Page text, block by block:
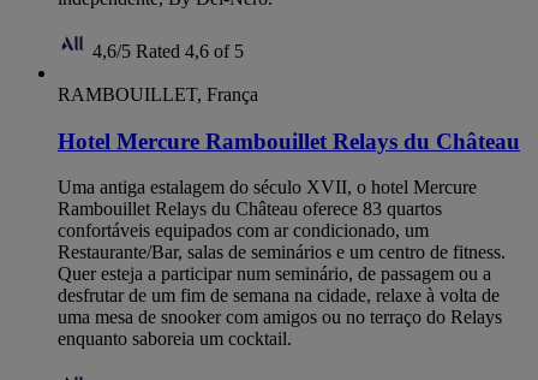
4,6/5 Rated 4,6 of 5
RAMBOUILLET, França
Hotel Mercure Rambouillet Relays du Château
Uma antiga estalagem do século XVII, o hotel Mercure
Rambouillet Relays du Château oferece 83 quartos
confortáveis equipados com ar condicionado, um
Restaurante/Bar, salas de seminários e um centro de fitness.
Quer esteja a participar num seminário, de passagem ou a
desfrutar de um fim de semana na cidade, relaxe à volta de
uma mesa de snooker com amigos ou no terraço do Relays
enquanto saboreia um cocktail.